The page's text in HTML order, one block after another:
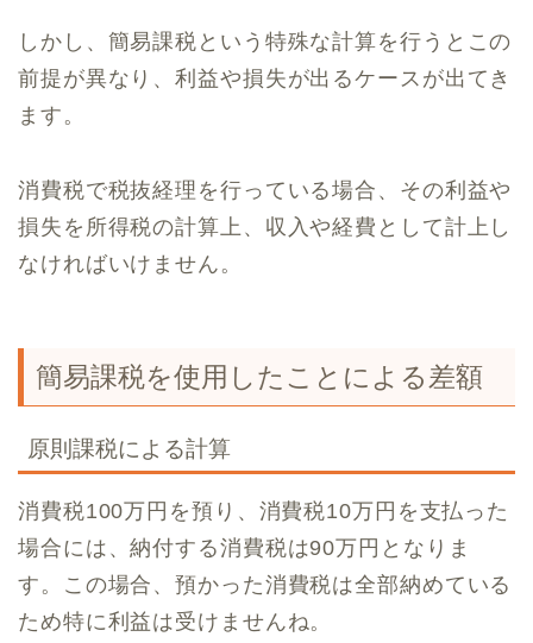
しかし、簡易課税という特殊な計算を行うとこの
前提が異なり、利益や損失が出るケースが出てき
ます。
消費税で税抜経理を行っている場合、その利益や
損失を所得税の計算上、収入や経費として計上し
なければいけません。
簡易課税を使用したことによる差額
原則課税による計算
消費税100万円を預り、消費税10万円を支払った
場合には、納付する消費税は90万円となりま
す。この場合、預かった消費税は全部納めている
ため特に利益は受けませんね。